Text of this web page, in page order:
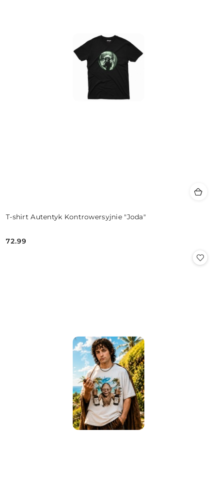
T-shirt Autentyk Kontrowersyjnie "Joda"
Cena:
72.99